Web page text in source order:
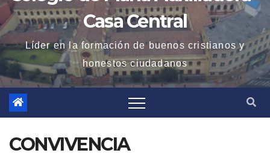
Casa Central
Líder en la formación de buenos cristianos y
honestos ciudadanos
CONVIVENCIA